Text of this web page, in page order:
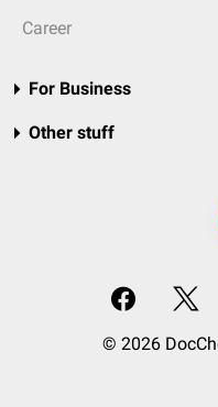
Career
For Business
Other stuff
© 2026